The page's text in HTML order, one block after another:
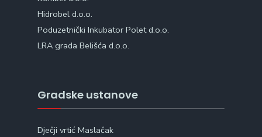
Hidrobel d.o.o.
Poduzetnički Inkubator Polet d.o.o.
LRA grada Belišća d.o.o.
Gradske ustanove
Dječji vrtić Maslačak